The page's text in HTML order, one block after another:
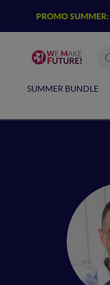
PROMO SUMMER:
SUMMER BUNDLE